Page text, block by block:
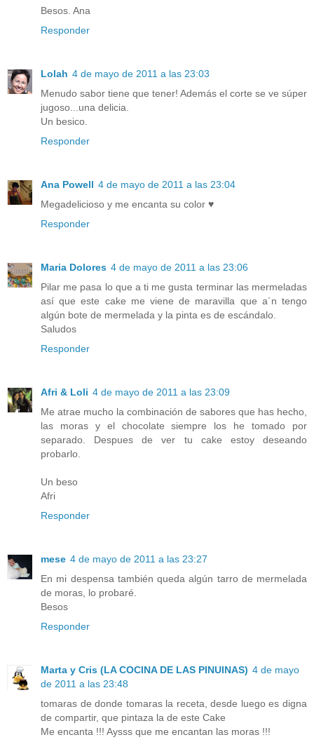
Besos. Ana
Responder
Lolah 4 de mayo de 2011 a las 23:03
Menudo sabor tiene que tener! Además el corte se ve súper
jugoso...una delicia.
Un besico.
Responder
Ana Powell 4 de mayo de 2011 a las 23:04
Megadelicioso y me encanta su color ♥
Responder
Maria Dolores 4 de mayo de 2011 a las 23:06
Pilar me pasa lo que a ti me gusta terminar las mermeladas
así que este cake me viene de maravilla que a´n tengo
algún bote de mermelada y la pinta es de escándalo.
Saludos
Responder
Afri & Loli 4 de mayo de 2011 a las 23:09
Me atrae mucho la combinación de sabores que has hecho,
las moras y el chocolate siempre los he tomado por
separado. Despues de ver tu cake estoy deseando
probarlo.
Un beso
Afri
Responder
mese 4 de mayo de 2011 a las 23:27
En mi despensa también queda algún tarro de mermelada
de moras, lo probaré.
Besos
Responder
Marta y Cris (LA COCINA DE LAS PINUINAS) 4 de mayo
de 2011 a las 23:48
tomaras de donde tomaras la receta, desde luego es digna
de compartir, que pintaza la de este Cake
Me encanta !!! Aysss que me encantan las moras !!!